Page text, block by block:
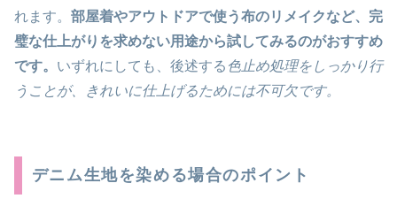
れます。 部屋着やアウトドアで使う布のリメイクなど、完
璧な仕上がりを求めない用途から試してみるのがおすすめ
です。 いずれにしても、後述する 色止め処理をしっかり行
うことが、きれいに仕上げるためには不可欠です。
デニム生地を染める場合のポイント